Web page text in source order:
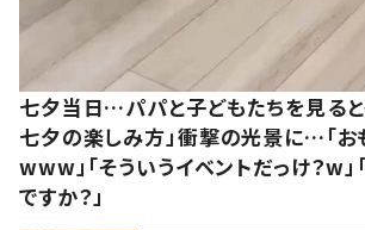
七夕当日…パパと子どもたちを見る
七夕の楽しみ方」衝撃の光景に…「お
www」「そういうイベントだっけ？w
ですか？」